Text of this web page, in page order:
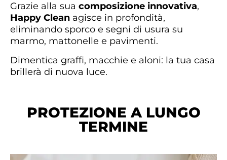
Grazie alla sua composizione innovativa,
Happy Clean agisce in profondità,
eliminando sporco e segni di usura su
marmo, mattonelle e pavimenti.
Dimentica graffi, macchie e aloni: la tua casa
brillerà di nuova luce.
PROTEZIONE A LUNGO
TERMINE